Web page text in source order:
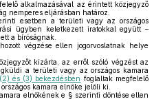
alkalmazásával az érintett közjegyző
nemperes eljárásban határoz.
esetben a területi vagy az országos
ügyben keletkezett iratokkal együtt –
a bíróságnak.
végzése ellen jogorvoslatnak helye
kizárta, az erről szóló végzést az
a területi vagy az országos kamara
(2) és (3) bekezdésben foglaltak megfelelő
kamara elnöke jelöli ki.
elnökének e § szerinti döntése ellen